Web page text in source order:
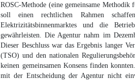
ROSC-Methode (eine gemeinsame
soll einen rechtlichen Rahmen
Elektrizitätsbinnenmarktes und die
gewährleisten. Die Agentur nahm im
Dieser Beschluss war das Ergebnis langer
(TSO) und den nationalen
keinen gemeinsamen Konsens finden
mit der Entscheidung der Agentur nicht